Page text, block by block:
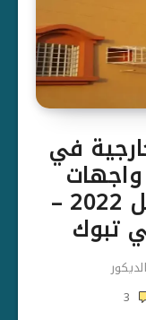
في
تبوك 0556412006 واجهات
خارجية دهانات بروفايل 2022 –
تبوك
3